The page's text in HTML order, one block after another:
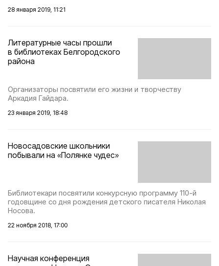
28 января 2019, 11:21
Литературные часы прошли
в библиотеках Белгородского
района
Организаторы посвятили его жизни и творчеству
Аркадия Гайдара.
23 января 2019, 18:48
Новосадовские школьники
побывали на «Полянке чудес»
Библиотекари посвятили конкурсную программу 110-й
годовщине со дня рождения детского писателя Николая
Носова.
22 ноября 2018, 17:00
Научная конференция